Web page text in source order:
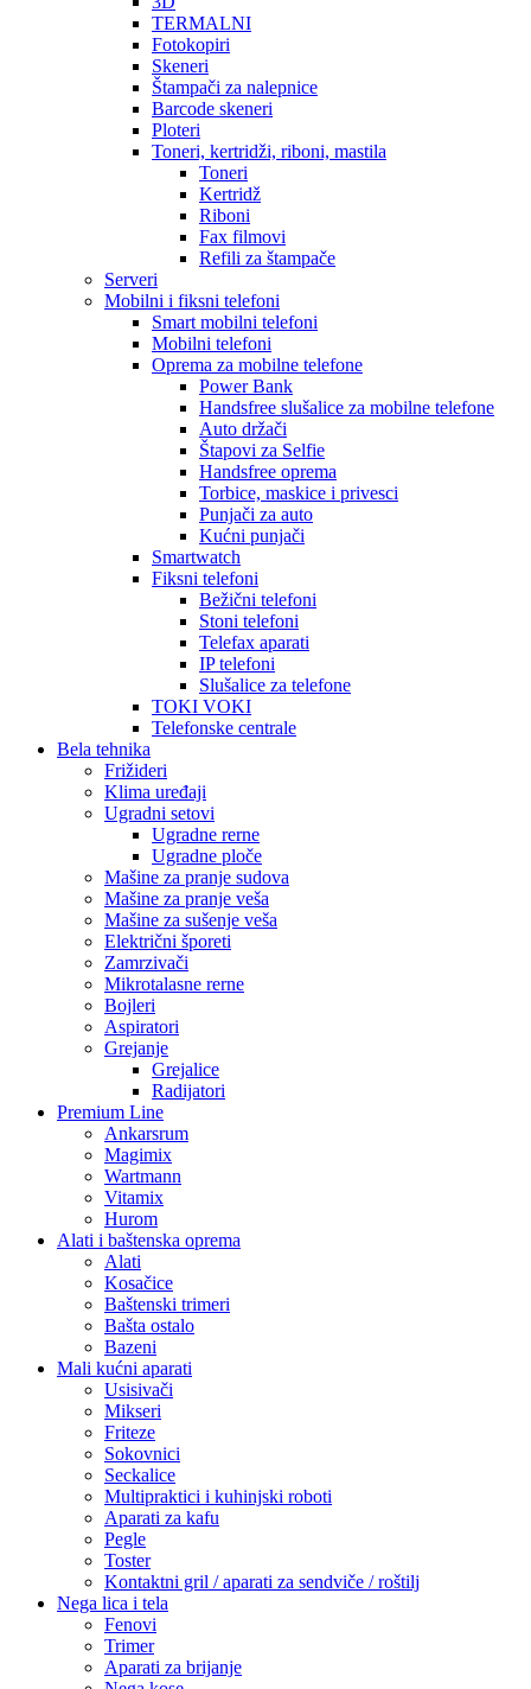
TERMALNI
Fotokopiri
Skeneri
Štampači za nalepnice
Barcode skeneri
Ploteri
Toneri, kertridži, riboni, mastila
Toneri
Kertridž
Riboni
Fax filmovi
Refili za štampače
Serveri
Mobilni i fiksni telefoni
Smart mobilni telefoni
Mobilni telefoni
Oprema za mobilne telefone
Power Bank
Handsfree slušalice za mobilne telefone
Auto držači
Štapovi za Selfie
Handsfree oprema
Torbice, maskice i privesci
Punjači za auto
Kućni punjači
Smartwatch
Fiksni telefoni
Bežični telefoni
Stoni telefoni
Telefax aparati
IP telefoni
Slušalice za telefone
TOKI VOKI
Telefonske centrale
Bela tehnika
Frižideri
Klima uređaji
Ugradni setovi
Ugradne rerne
Ugradne ploče
Mašine za pranje sudova
Mašine za pranje veša
Mašine za sušenje veša
Električni šporeti
Zamrzivači
Mikrotalasne rerne
Bojleri
Aspiratori
Grejanje
Grejalice
Radijatori
Premium Line
Ankarsrum
Magimix
Wartmann
Vitamix
Hurom
Alati i baštenska oprema
Alati
Kosačice
Baštenski trimeri
Bašta ostalo
Bazeni
Mali kućni aparati
Usisivači
Mikseri
Friteze
Sokovnici
Seckalice
Multipraktici i kuhinjski roboti
Aparati za kafu
Pegle
Toster
Kontaktni gril / aparati za sendviče / roštilj
Nega lica i tela
Fenovi
Trimer
Aparati za brijanje